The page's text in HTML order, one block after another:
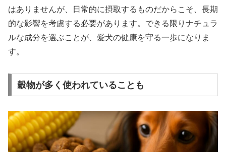
はありませんが、日常的に摂取するものだからこそ、長期
的な影響を考慮する必要があります。できる限りナチュラ
ルな成分を選ぶことが、愛犬の健康を守る一歩になりま
す。
穀物が多く使われていることも